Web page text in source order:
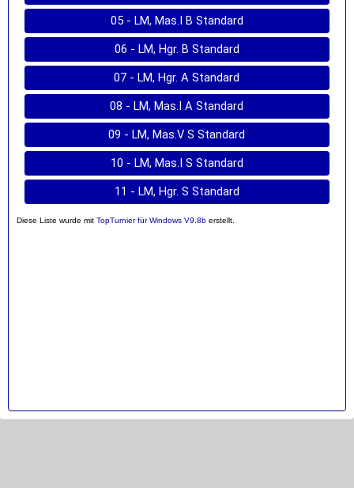
05 - LM, Mas.I B Standard
06 - LM, Hgr. B Standard
07 - LM, Hgr. A Standard
08 - LM, Mas.I A Standard
09 - LM, Mas.V S Standard
10 - LM, Mas.I S Standard
11 - LM, Hgr. S Standard
Diese Liste wurde mit TopTurnier für Windows V9.8b erstellt.